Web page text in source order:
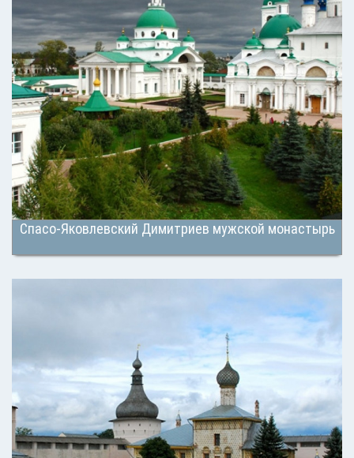
Спасо-Яковлевский Димитриев мужской монастырь